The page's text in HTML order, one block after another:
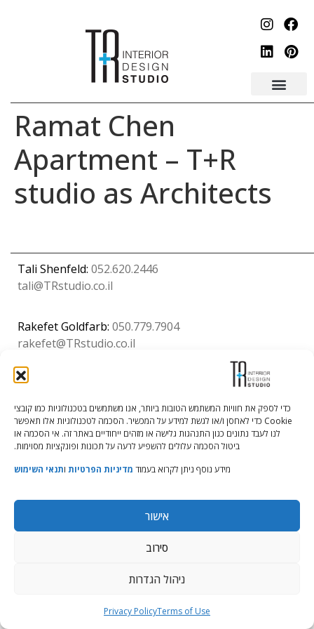
כדי לספק את חוויות המשתמש הטובות ביותר, אנו משתמשים בטכנולוגיות כמו קובצי
Cookie כדי לאחסן ו/או לגשת למידע על המכשיר. הסכמה לטכנולוגיות אלו תאפשר
לנו לעבד נתונים כגון התנהגות גלישה או מזהים ייחודיים באתר זה. אי הסכמה או
ביטול הסכמה עלולים להשפיע לרעה על תכונות ופונקציות מסוימות.
מידע נוסף ניתן לקרוא בעמוד מדיניות הפרטיות ותנאי השימוש
אישור
סירוב
ניהול הגדרות
Terms of Use
Privacy Policy
Ramat Chen
Apartment – T+R
studio as Architects
Tali Shenfeld: 052.620.2446
tali@TRstudio.co.il
Rakefet Goldfarb: 050.779.7904
rakefet@TRstudio.co.il
Soda
הצהרת נגישות|מדיניות פרטיות|תנאי שימוש